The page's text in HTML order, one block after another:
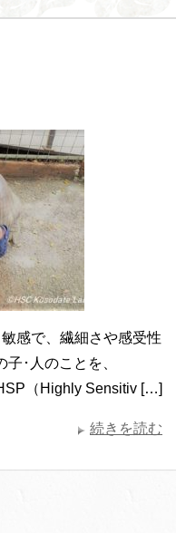
感で、繊細さや感受性
･人のことを、
（Highly Sensitiv […]
続きを読む